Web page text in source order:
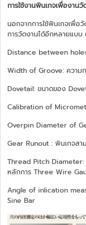
การใช้งานพินเกจเพื่องาน
นอกจากการใช้พินเกจเพื่อวั
การวัดงานได้อีกหลายแบบ
Distance between
Width of Groove: ความ
Dovetail: ขนาดของ
Calibration of
Overpin Diameter of
Gear Runout : พินเกจสา
Thread Pitch
หลักการ Three Wire
Angle of inlication
Sine Bar